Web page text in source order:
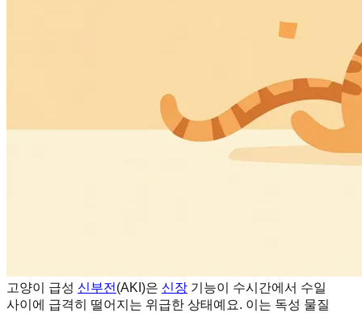
고양이 급성 신부전 (AKI)은 신장 기능이 수시간에서 수일
사이에 급격히 떨어지는 위급한 상태예요. 이는 독성 물질